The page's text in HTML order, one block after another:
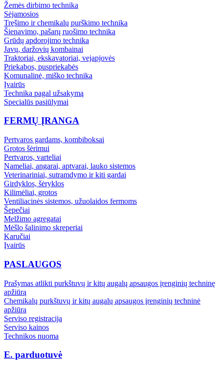
Žemės dirbimo technika
Sėjamosios
Tręšimo ir chemikalų purškimo technika
Šienavimo, pašarų ruošimo technika
Grūdų apdorojimo technika
Javų, daržovių kombainai
Traktoriai, ekskavatoriai, vejapjovės
Priekabos, puspriekabės
Komunalinė, miško technika
Įvairūs
Technika pagal užsakymą
Specialūs pasiūlymai
FERMŲ ĮRANGA
Pertvaros gardams, kombiboksai
Grotos šėrimui
Pertvaros, varteliai
Nameliai, angarai, aptvarai, lauko sistemos
Veterinariniai, sutramdymo ir kiti gardai
Girdyklos, šėryklos
Kilimėliai, grotos
Ventiliacinės sistemos, užuolaidos fermoms
Šepečiai
Melžimo agregatai
Mėšlo šalinimo skreperiai
Karučiai
Įvairūs
PASLAUGOS
Prašymas atlikti purkštuvų ir kitų augalų apsaugos įrenginių techninę
apžiūrą
Chemikalų purkštuvų ir kitų augalų apsaugos įrenginių techninė
apžiūra
Serviso registracija
Serviso kainos
Technikos nuoma
E. parduotuvė